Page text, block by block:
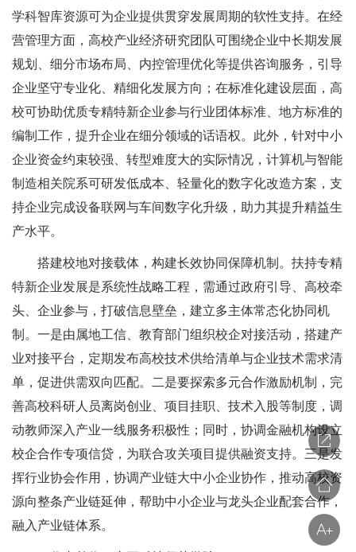
学科智库资源可为企业提供贯穿发展周期的软性支持。在经
营管理方面，高校产业经济研究团队可围绕企业中长期发展
规划、细分市场布局、内控管理优化等提供咨询服务，引导
企业坚守专业化、精细化发展方向；在标准化建设层面，高
校可协助优质专精特新企业参与行业团体标准、地方标准的
编制工作，提升企业在细分领域的话语权。此外，针对中小
企业资金约束较强、转型难度大的实际情况，计算机与智能
制造相关院系可研发低成本、轻量化的数字化改造方案，支
持企业完成设备联网与车间数字化升级，助力其提升精益生
产水平。
搭建校地对接载体，构建长效协同保障机制。扶持专精
特新企业发展是系统性战略工程，需通过政府引导、高校牵
头、企业参与，打破信息壁垒，建立多主体常态化协同机
制。一是由属地工信、教育部门组织校企对接活动，搭建产
业对接平台，定期发布高校技术供给清单与企业技术需求清
单，促进供需双向匹配。二是要探索多元合作激励机制，完
善高校科研人员离岗创业、项目挂职、技术入股等制度，调
动教师深入产业一线服务积极性；同时，协调金融机构设立
校企合作专项信贷，为联合攻关项目提供融资支持。三是发
挥行业协会作用，协调产业链大中小企业协作，推动高校资
源向整条产业链延伸，帮助中小企业与龙头企业配套合作，
融入产业链体系。